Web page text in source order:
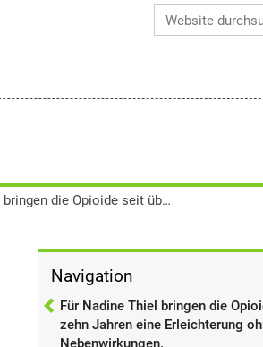
Erweiterte Suche…
Für Nadine Thiel bringen die Opioide seit über zehn Jahren eine Erleichterung ohne Nebenwirkungen.
Navigation
Für Nadine Thiel bringen die
zehn Jahren eine Erleichterung
Nebenwirkungen.